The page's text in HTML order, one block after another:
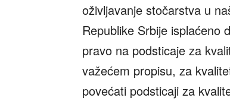
oživljavanje stočarstva u
Republike Srbije isplaćeno
pravo na podsticaje za
važećem propisu, za
povećati podsticaji za